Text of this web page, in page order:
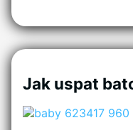
Jak uspat